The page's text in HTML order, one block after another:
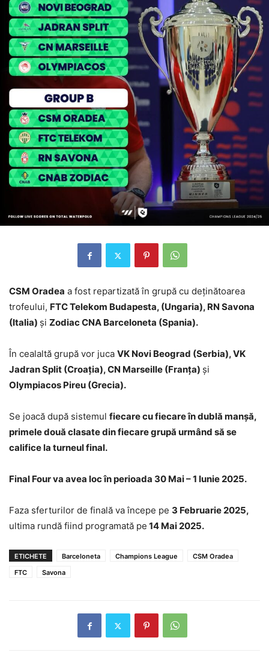
CSM Oradea a fost repartizată în grupă cu deţinătoarea
trofeului, FTC Telekom Budapesta, (Ungaria), RN Savona
(Italia) şi Zodiac CNA Barceloneta (Spania).
În cealaltă grupă vor juca VK Novi Beograd (Serbia), VK
Jadran Split (Croația), CN Marseille (Franța) și
Olympiacos Pireu (Grecia).
Se joacă după sistemul fiecare cu fiecare în dublă manșă,
primele două clasate din fiecare grupă urmând să se
califice la turneul final.
Final Four va avea loc în perioada 30 Mai – 1 Iunie 2025.
Faza sferturilor de finală va începe pe 3 Februarie 2025,
ultima rundă fiind programată pe 14 Mai 2025.
ETICHETE Barceloneta Champions League
CSM Oradea
FTC
Savona